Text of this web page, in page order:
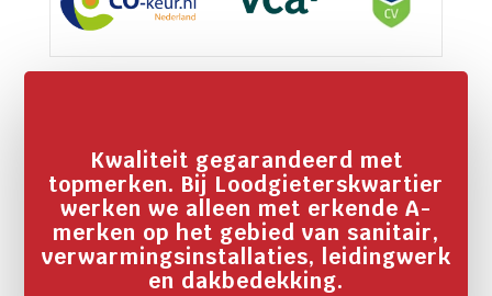
Kwaliteit gegarandeerd met
topmerken. Bij Loodgieterskwartier
werken we alleen met erkende A-
merken op het gebied van sanitair,
verwarmingsinstallaties, leidingwerk
en dakbedekking.